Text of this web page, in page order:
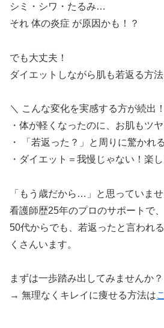
シミ・シワ・たるみ…
それ 体の炎症 が原因かも！？
でも大丈夫！
ダイエットしながら肌も若返る方法
＼ こんな変化を実感する方が続出
・体が軽くなったのに、お肌もツ
・ 「若返った？」と周りに驚かれる
・ダイエット＝我慢じゃない！楽
「もう歳だから…」と思っていませ
看護師歴25年のプロのサポートで、
50代からでも、若返ったと言われ
くさんいます。
まずは一歩踏み出してみませんか？
→ 無理なくキレイに痩せる方法は